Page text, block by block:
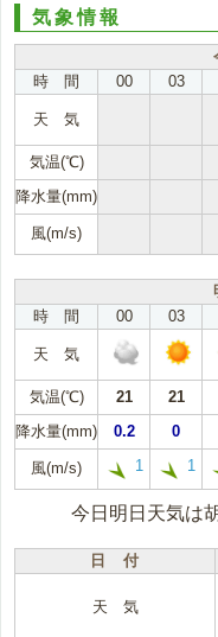
気象情報
時 間
00 03
天 気
気温(℃)
降水量(mm)
風(m/s)
時 間
00 03
天 気
気温(℃) 21 21
降水量(mm)
0.2 0
風(m/s) 1 1
今日明日天気は
日 付
天 気